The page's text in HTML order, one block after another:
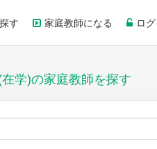
す 家庭教師になる ロ
学)の家庭教師を探す